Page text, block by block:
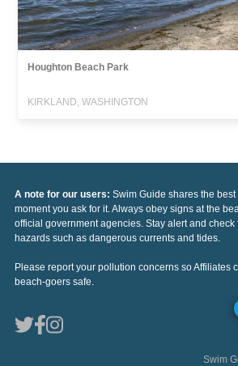
Houghton Beach Park
KIRKLAND, WASHINGTON
A note for our users: Swim Guide shares the
moment you ask for it. Always obey signs at the
official government agencies. Stay alert and check
hazards such as dangerous currents and tides.
Please report your pollution concerns so Affiliates
beach-goers safe.
Swim